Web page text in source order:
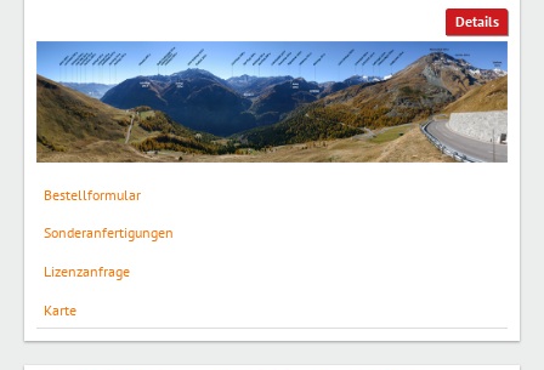
Details
Bestellformular
Sonderanfertigungen
Lizenzanfrage
Karte